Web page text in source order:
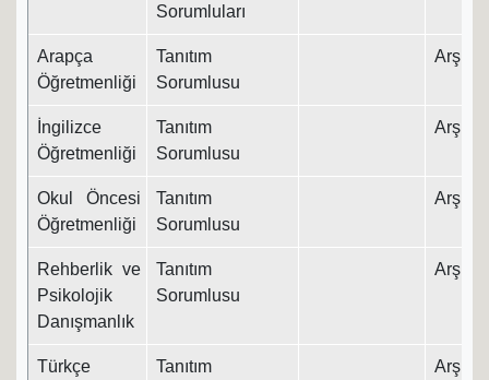
Sorumluları
Arapça
Öğretmenliği
Tanıtım
Sorumlusu
Arş.
İngilizce
Öğretmenliği
Tanıtım
Sorumlusu
Arş.
Okul Öncesi
Öğretmenliği
Tanıtım
Sorumlusu
Arş.
Rehberlik ve
Psikolojik
Danışmanlık
Tanıtım
Sorumlusu
Arş.
Türkçe
Tanıtım
Arş.